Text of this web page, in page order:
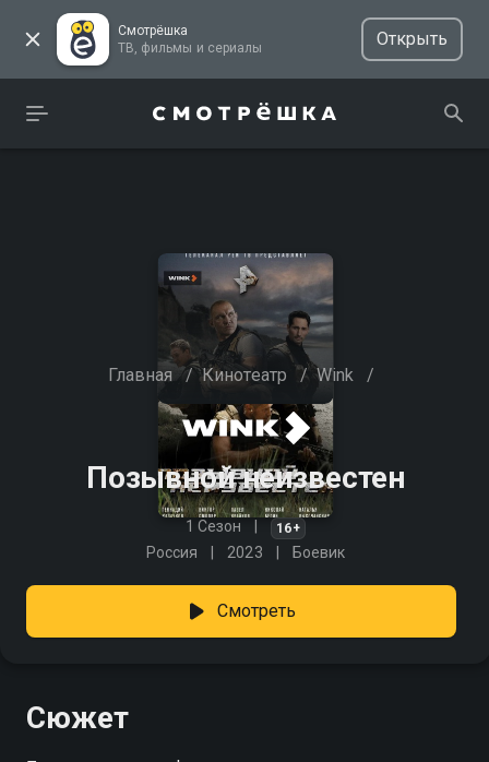
Смотрёшка
ТВ, фильмы и сериалы
Открыть
Главная / Кинотеатр / Wink /
Позывной неизвестен
1 Сезон 16+
Россия 2023 Боевик
Смотреть
Сюжет